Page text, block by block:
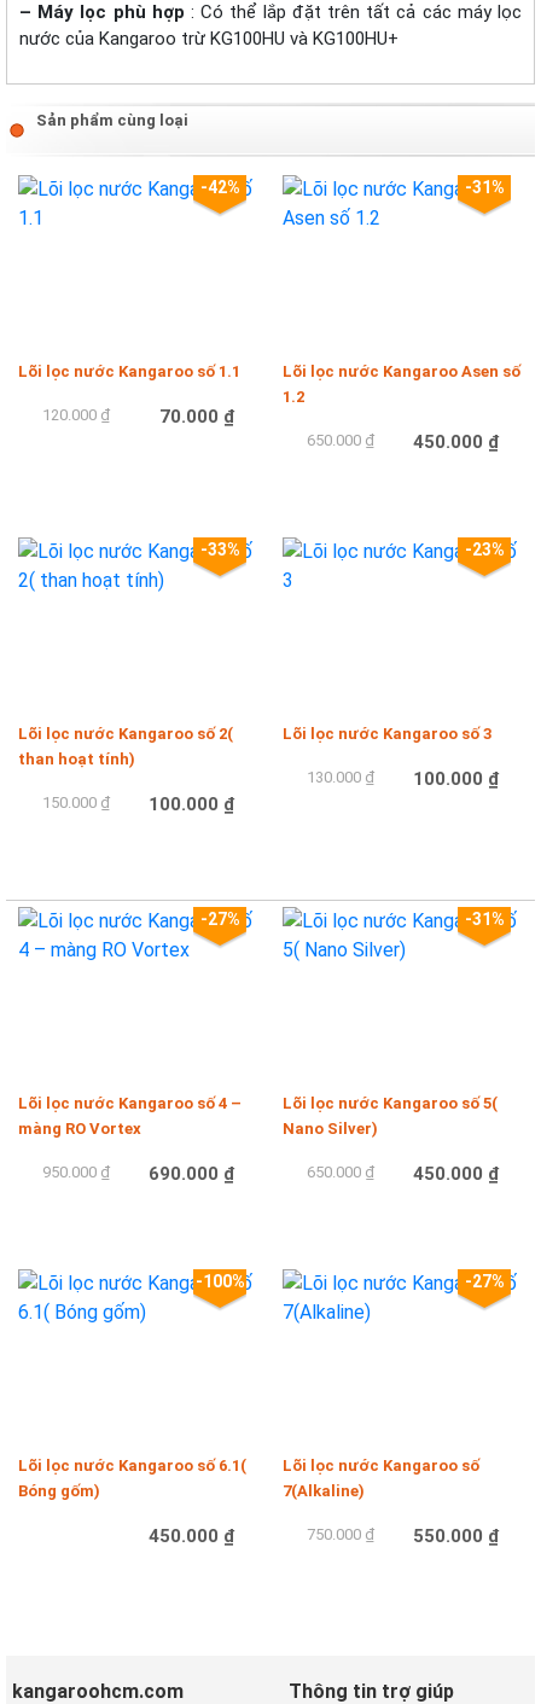
– Máy lọc phù hợp : Có thể lắp đặt trên tất cả các máy lọc
nước của Kangaroo trừ KG100HU và KG100HU+
Sản phẩm cùng loại
-42%
Lõi lọc nước Kangaroo số 1.1
120.000 ₫ 70.000 ₫
-31%
Lõi lọc nước Kangaroo Asen số
1.2
650.000 ₫ 450.000 ₫
-33%
Lõi lọc nước Kangaroo số 2(
than hoạt tính)
150.000 ₫ 100.000 ₫
-23%
Lõi lọc nước Kangaroo số 3
130.000 ₫ 100.000 ₫
-27%
Lõi lọc nước Kangaroo số 4 –
màng RO Vortex
950.000 ₫ 690.000 ₫
-31%
Lõi lọc nước Kangaroo số 5(
Nano Silver)
650.000 ₫ 450.000 ₫
-100%
Lõi lọc nước Kangaroo số 6.1(
Bóng gốm)
450.000 ₫
-27%
Lõi lọc nước Kangaroo số
7(Alkaline)
750.000 ₫ 550.000 ₫
kangaroohcm.com Thông tin trợ giúp